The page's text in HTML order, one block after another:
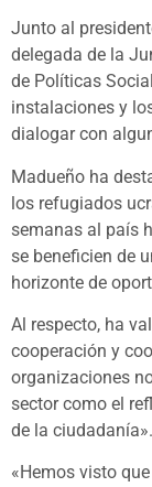
Junto al
delegada de la
de Políticas
instalaciones y
dialogar con
Madueño ha
los refugiados
semanas al país
se beneficien de
horizonte de
Al respecto, ha
cooperación y
organizaciones
sector como el
de la ciudadanía».
«Hemos visto